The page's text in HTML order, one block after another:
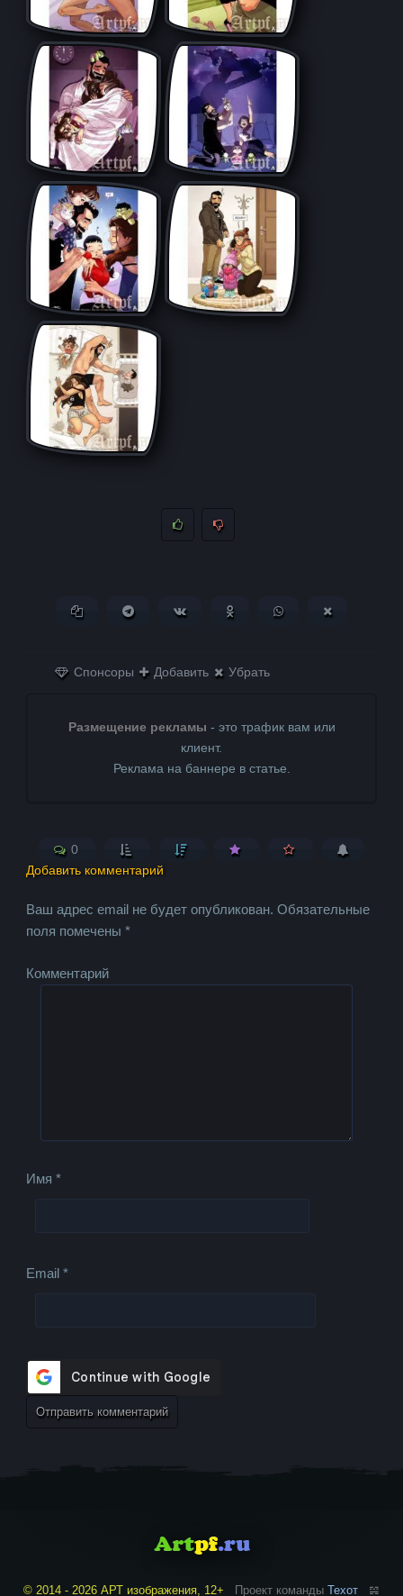
Копировать ссылкуПоделиться в Telegram
Поделиться ВКонтактеПоделиться в
Поделиться в
Спонсоры Добавить Убрать
Размещение рекламы - это трафик вам или
клиент.
Реклама на баннере в статье.
0
Добавить комментарий
Ваш адрес email не будет опубликован. Обязательные
поля помечены*
Комментарий
Имя*
Email*
© 2014 - 2026 АРТ изображения, 12+ Проект команды Техот 𝌴